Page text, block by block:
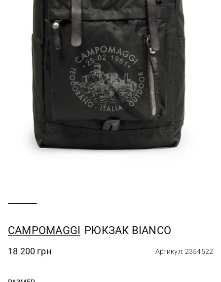
CAMPOMAGGI РЮКЗАК BIANCO
18 200 грн Артикул: 2354522